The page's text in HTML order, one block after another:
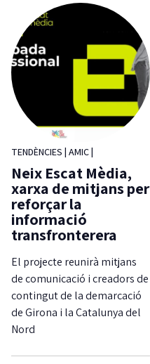
TENDÈNCIES AMIC
Neix Escat Mèdia,
xarxa de mitjans per
reforçar la
informació
transfronterera
El projecte reunirà mitjans
de comunicació i creadors de
contingut de la demarcació
de Girona i la Catalunya del
Nord